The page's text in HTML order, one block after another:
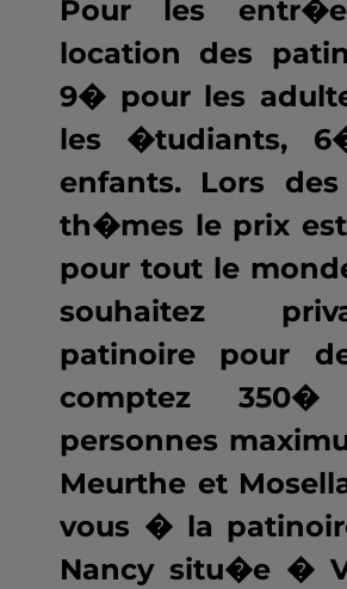
Pour les
location des
9� pour les
les �tudiants,
enfants. Lors
th�mes le prix
pour tout le
souhaitez
patinoire pour
comptez
personnes
Meurthe et
vous � la
Nancy situ�e �